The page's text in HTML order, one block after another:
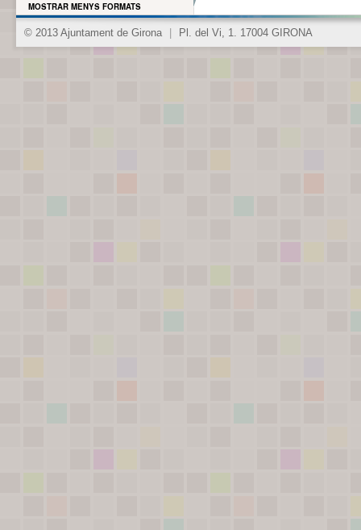
MOSTRAR MENYS FORMATS
© 2013 Ajuntament de Girona Pl. del Vi, 1. 17004 GIRONA